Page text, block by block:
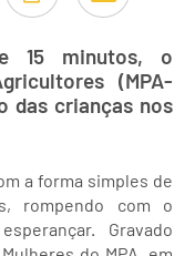
15 minutos, o
(MPA-
das crianças nos
a forma simples de
rompendo com o
Gravado